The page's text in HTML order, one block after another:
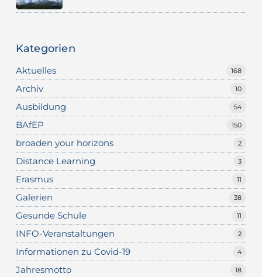
Kategorien
Aktuelles 168
Archiv 10
Ausbildung 54
BAfEP 150
broaden your horizons 2
Distance Learning 3
Erasmus 11
Galerien 38
Gesunde Schule 11
INFO-Veranstaltungen 2
Informationen zu Covid-19 4
Jahresmotto 18